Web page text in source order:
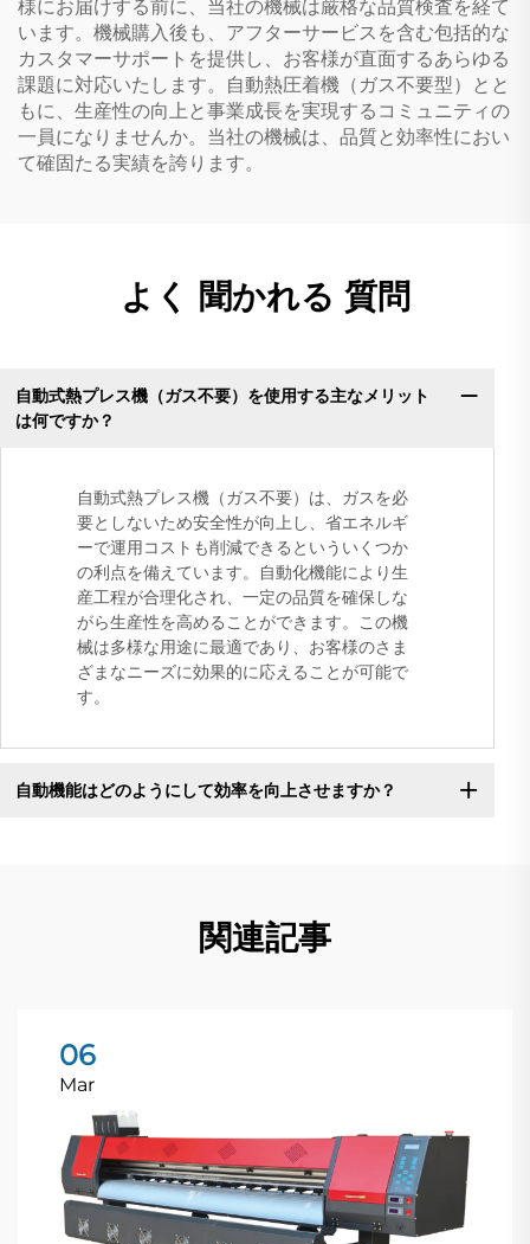
様にお届けする前に、当社の機械は厳格な品質検査を経て
います。機械購入後も、アフターサービスを含む包括的な
カスタマーサポートを提供し、お客様が直面するあらゆる
課題に対応いたします。自動熱圧着機（ガス不要型）とと
もに、生産性の向上と事業成長を実現するコミュニティの
一員になりませんか。当社の機械は、品質と効率性におい
て確固たる実績を誇ります。
よく 聞かれる 質問
自動式熱プレス機（ガス不要）を使用する主なメリット
は何ですか？
自動式熱プレス機（ガス不要）は、ガスを必
要としないため安全性が向上し、省エネルギ
ーで運用コストも削減できるといういくつか
の利点を備えています。自動化機能により生
産工程が合理化され、一定の品質を確保しな
がら生産性を高めることができます。この機
械は多様な用途に最適であり、お客様のさま
ざまなニーズに効果的に応えることが可能で
す。
自動機能はどのようにして効率を向上させますか？
関連記事
06
Mar